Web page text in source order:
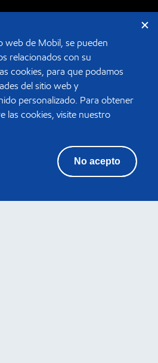
web de Mobil, se pueden
relacionados con su
cookies, para que podamos
del sitio web y
personalizado. Para obtener
las cookies, visite nuestro
No acepto